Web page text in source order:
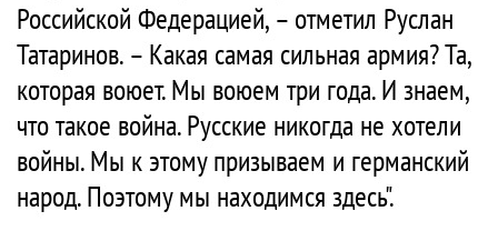
Российской Федерацией, – отметил Руслан
Татаринов. – Какая самая сильная армия? Та,
которая воюет. Мы воюем три года. И знаем,
что такое война. Русские никогда не хотели
войны. Мы к этому призываем и германский
народ. Поэтому мы находимся здесь".